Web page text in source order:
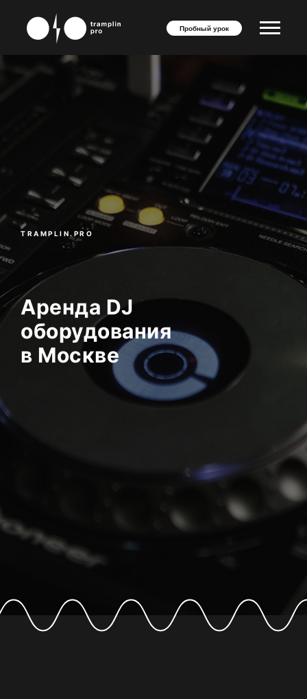
Пробный урок
TRAMPLIN.PRO
Аренда DJ
оборудования
в Москве